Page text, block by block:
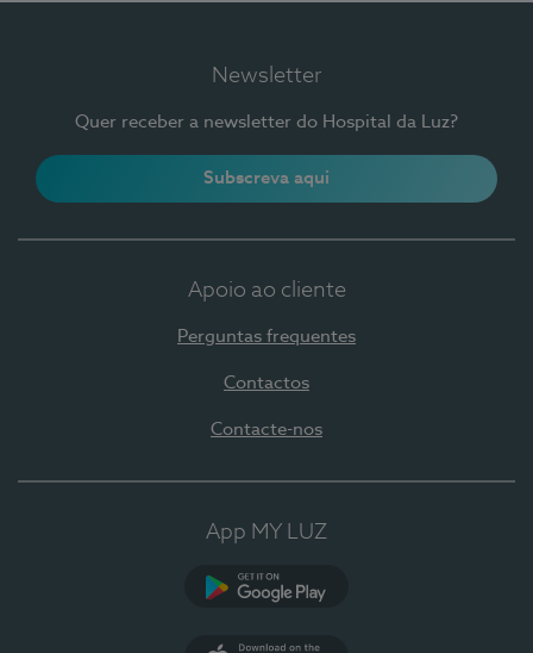
Newsletter
Quer receber a newsletter do Hospital da Luz?
Subscreva aqui
Apoio ao cliente
Perguntas frequentes
Contactos
Contacte-nos
App MY LUZ